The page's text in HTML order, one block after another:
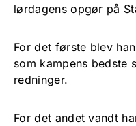
lørdagens opgør på
For det første blev
som kampens bedste
redninger.
For det andet vandt